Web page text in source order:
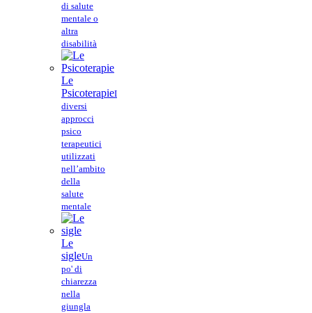
di salute
mentale o
altra
disabilità
Le
PsicoterapieI
diversi
approcci
psico
terapeutici
utilizzati
nell’ambito
della
salute
mentale
Le
sigleUn
po' di
chiarezza
nella
giungla